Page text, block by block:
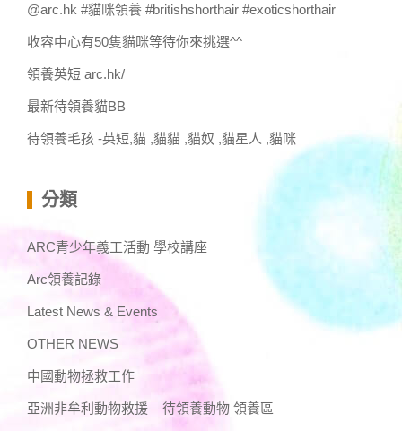
@arc.hk #貓咪領養 #britishshorthair #exoticshorthair
收容中心有50隻貓咪等待你來挑選^^
領養英短 arc.hk/
最新待領養貓BB
待領養毛孩 -英短,貓 ,貓貓 ,貓奴 ,貓星人 ,貓咪
分類
ARC青少年義工活動 學校講座
Arc領養記錄
Latest News & Events
OTHER NEWS
中國動物拯救工作
亞洲非牟利動物救援 – 待領養動物 領養區